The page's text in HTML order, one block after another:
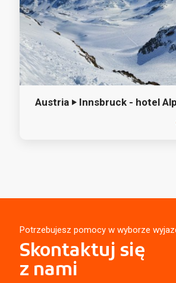
Austria ‣ Innsbruck - hotel
Potrzebujesz pomocy w wyborze
Skontaktuj się
z nami